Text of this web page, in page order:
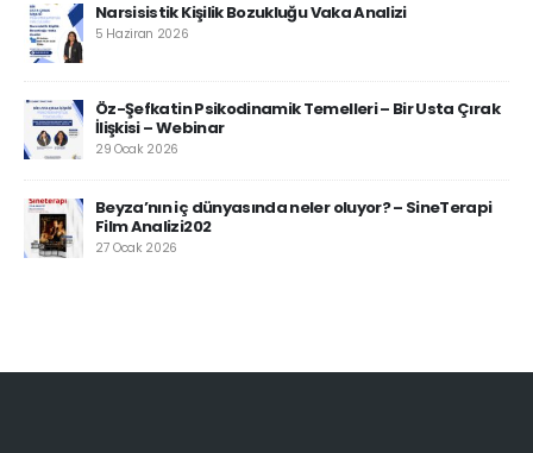
Narsisistik Kişilik Bozukluğu Vaka Analizi
5 Haziran 2026
Öz-Şefkatin Psikodinamik Temelleri – Bir Usta Çırak
İlişkisi – Webinar
29 Ocak 2026
Beyza’nın iç dünyasında neler oluyor? – SineTerapi
Film Analizi202
27 Ocak 2026